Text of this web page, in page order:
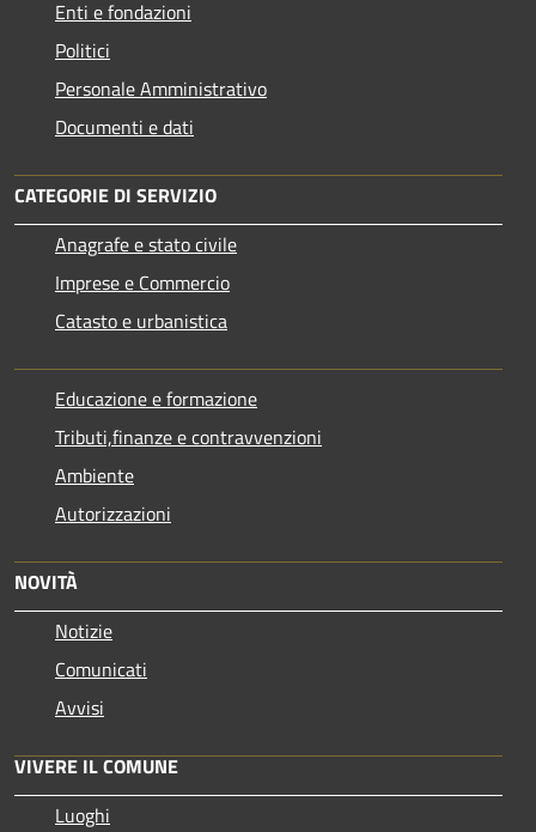
Enti e fondazioni
Politici
Personale Amministrativo
Documenti e dati
CATEGORIE DI SERVIZIO
Anagrafe e stato civile
Imprese e Commercio
Catasto e urbanistica
Educazione e formazione
Tributi,finanze e contravvenzioni
Ambiente
Autorizzazioni
NOVITÀ
Notizie
Comunicati
Avvisi
VIVERE IL COMUNE
Luoghi